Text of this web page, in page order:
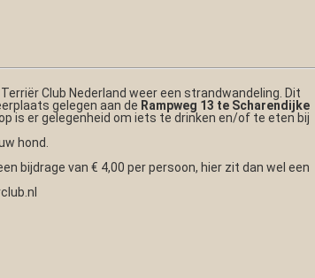
Club Nederland weer een strandwandeling. Dit
gelegen aan de Rampweg 13 te Scharendijke
is er gelegenheid om iets te drinken en/of te eten bij
hond.
bijdrage van € 4,00 per persoon, hier zit dan wel een